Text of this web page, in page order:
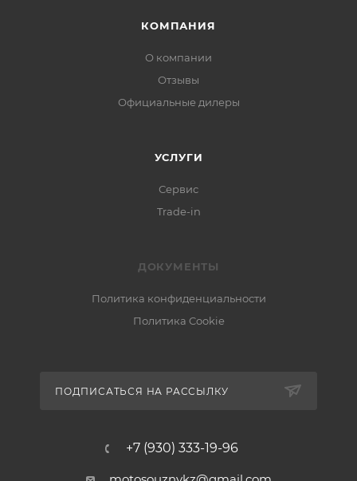
КОМПАНИЯ
О компании
Отзывы
Официальные дилеры
УСЛУГИ
Сервис
Trade-in
ДОКУМЕНТЫ
Политика конфиденциальности
Политика Cookie
ПОДПИСАТЬСЯ НА РАССЫЛКУ
+7 (930) 333-19-96